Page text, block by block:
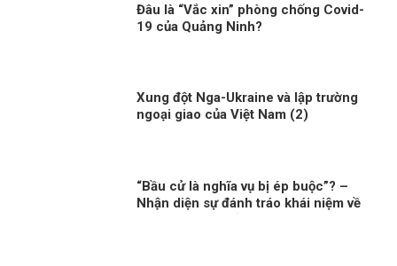
Đâu là “Vắc xin” phòng chống Covid-
19 của Quảng Ninh?
Xung đột Nga-Ukraine và lập trường
ngoại giao của Việt Nam (2)
“Bầu cử là nghĩa vụ bị ép buộc”? –
Nhận diện sự đánh tráo khái niệm về